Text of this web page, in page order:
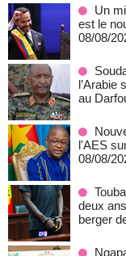
Un
est le
08/08/
l’Arabie
au
l'AES
08/08/
deux
berger